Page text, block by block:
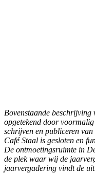
Bovenstaande
opgetekend door
schrijven en publiceren
Café Staal is gesloten en
De ontmoetingsruimte in
de plek waar wij de
jaarvergadering vindt de